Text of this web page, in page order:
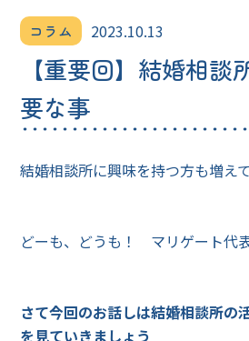
コラム 2023.10.13
【重要回】結婚相談
要な事
結婚相談所に興味を持つ方も増え
どーも、どうも！ マリゲート代
さて今回のお話しは結婚相談所の
を見ていきましょう